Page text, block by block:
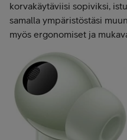
korvakäytäviisi sopiviksi,
samalla ympäristöstäsi
myös ergonomiset ja